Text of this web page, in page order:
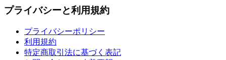
プライバシーと利用規約
プライバシーポリシー
利用規約
特定商取引法に基づく表記